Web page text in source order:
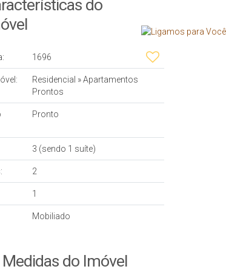
do
1696
Residencial »Apartamentos
Prontos
Pronto
3 (sendo 1 suíte)
2
1
Mobiliado
Medidas do Imóvel